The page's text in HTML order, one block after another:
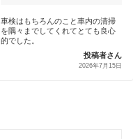
車検はもちろんのこと車内の清掃
を隅々までしてくれてとても良心
的でした。
投稿者さん
2026年7月15日